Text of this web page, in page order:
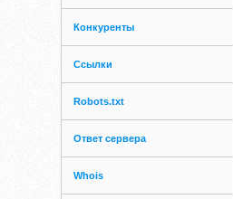
Конкуренты
Ссылки
Robots.txt
Ответ сервера
Whois